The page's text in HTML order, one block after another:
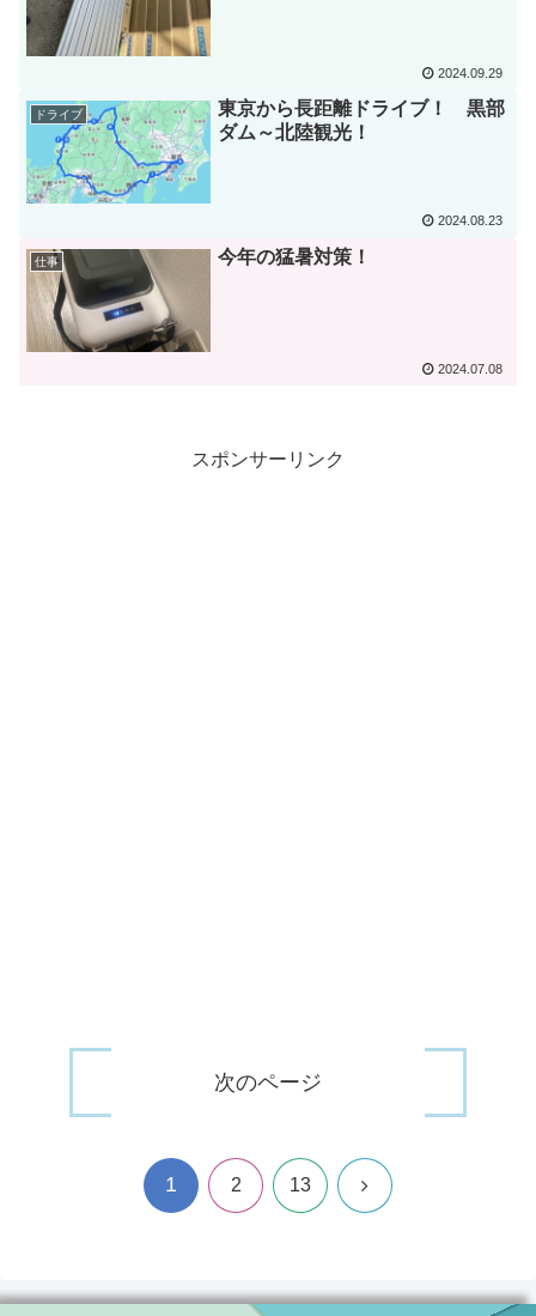
2024.09.29
ドライブ
東京から長距離ドライブ！ 黒部
ダム～北陸観光！
2024.08.23
仕事 今年の猛暑対策！
2024.07.08
スポンサーリンク
次のページ
1 2 13 次